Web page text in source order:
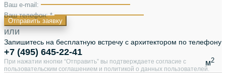
м2
Ваш e-mail:
Ваш телефон: *
Отправить заявку
или
Запишитесь на бесплатную встречу с архитектором по телефону
+7 (495) 645-22-41
При нажатии кнопки “Отправить” вы подтверждаете согласие с
пользовательским соглашением и политикой о данных пользователей.